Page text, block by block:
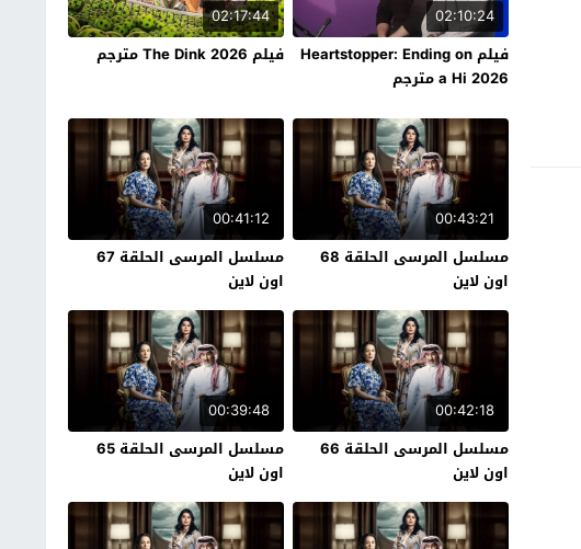
02:10:24
فيلم Heartstopper: Ending on
a Hi 2026 مترجم
02:17:44
فيلم The Dink 2026 مترجم
00:43:21
مسلسل المرسى الحلقة 68
اون لاين
00:41:12
مسلسل المرسى الحلقة 67
اون لاين
00:42:18
مسلسل المرسى الحلقة 66
اون لاين
00:39:48
مسلسل المرسى الحلقة 65
اون لاين